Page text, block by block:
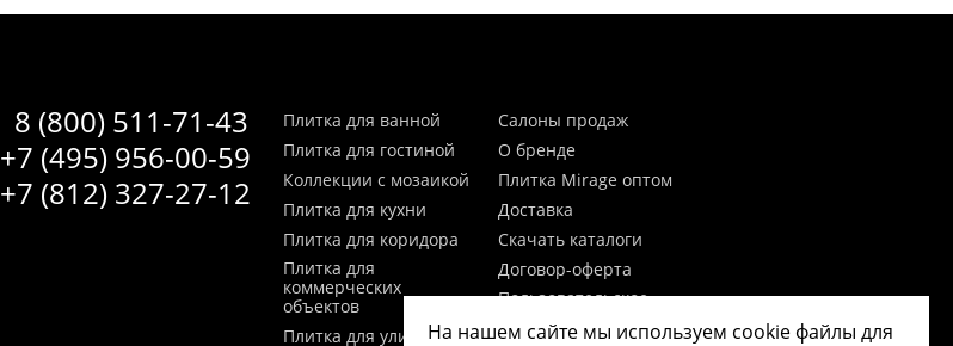
8 (800) 511-71-43
+7 (495) 956-00-59
+7 (812) 327-27-12
Плитка для ванной
Плитка для гостиной
Коллекции с мозаикой
Плитка для кухни
Плитка для коридора
Плитка для
коммерческих
объектов
Плитка для улицы
Салоны продаж
О бренде
Плитка Mirage оптом
Доставка
Скачать каталоги
Договор-оферта
Пользовательское
На нашем сайте мы используем cookie файлы для